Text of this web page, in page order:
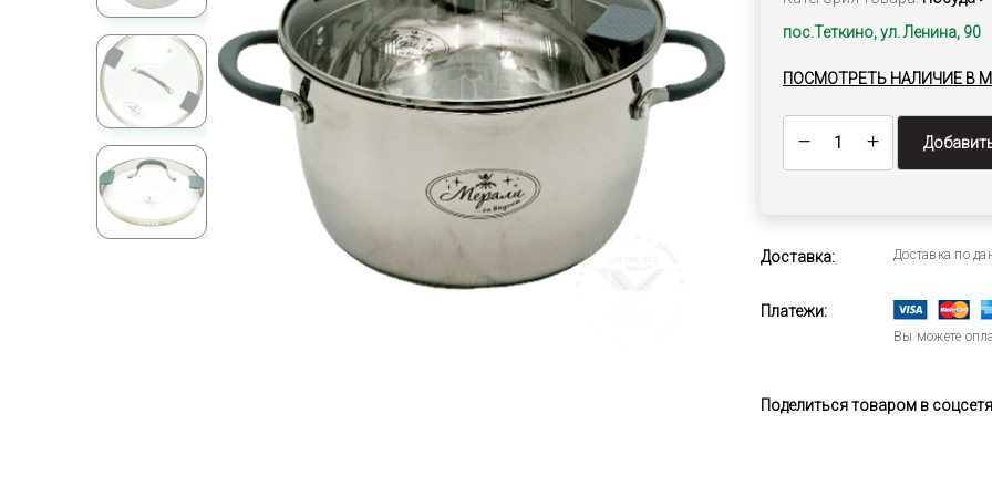
пос.Теткино, ул. Ленина, 90
ПОСМОТРЕТЬ НАЛИЧИЕ В
Доставка: Доставка по
Платежи:
Вы можете
Поделиться товаром в